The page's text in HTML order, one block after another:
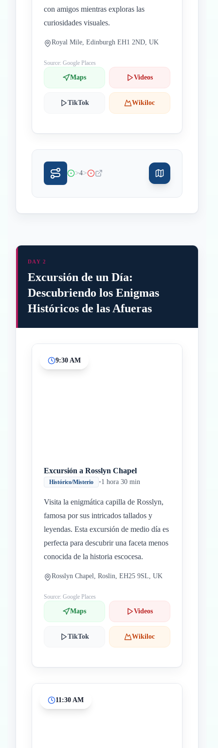
con amigos mientras exploras las
curiosidades visuales.
Royal Mile, Edinburgh EH1 2ND, UK
Source: Google Places
Maps Videos
TikTok Wikiloc
>4>
DAY 2
Excursión de un Día:
Descubriendo los Enigmas
Históricos de las Afueras
9:30 AM
Excursión a Rosslyn Chapel
Histórico/Misterio •1 hora 30 min
Visita la enigmática capilla de Rosslyn,
famosa por sus intricados tallados y
leyendas. Esta excursión de medio día es
perfecta para descubrir una faceta menos
conocida de la historia escocesa.
Rosslyn Chapel, Roslin, EH25 9SL, UK
Source: Google Places
Maps Videos
TikTok Wikiloc
11:30 AM